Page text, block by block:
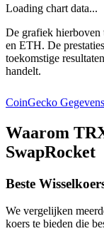
Loading chart data...
De grafiek hierboven
en ETH. De
toekomstige
handelt.
CoinGecko Gegevens
Waarom
SwapRocket
Beste
We vergelijken
koers te bieden die